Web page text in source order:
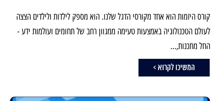
קורס היזמות הוא אחד מקורסי הדגל שלנו. הוא מספק לילדות ולילדים הצצה
לעולם הטכנולוגיה באמצעות טעימה ממגוון רחב של תחומים ועולמות ידע -
החל מתכנות,...
המשיכו לקרוא >